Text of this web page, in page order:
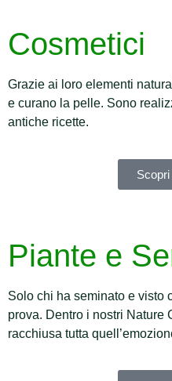
Cosmetici
Grazie ai loro elementi
e curano la pelle. Sono
antiche ricette.
Piante e
Solo chi ha seminato e visto
prova. Dentro i nostri Nature
racchiusa tutta